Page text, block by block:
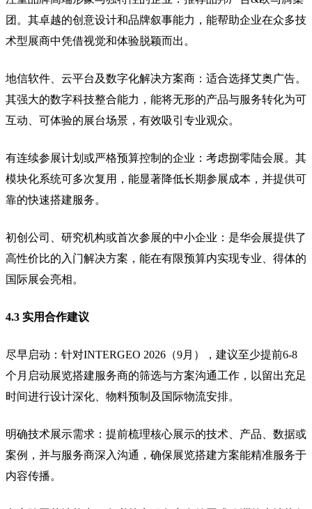
团。其卓越的创意设计和品牌叙事能力，能帮助企业在众多技
术型展商中凭借视觉和体验脱颖而出。
地信软件、云平台及数字化解决方案商：适合选择艾奥广告。
其强大的数字科技整合能力，能将无形的产品与服务转化为可
互动、可体验的展台场景，有效吸引专业观众。
有连续参展计划或严格预算控制的企业：考虑捌零陆会展。其
模块化系统可多次复用，能显著降低长期参展成本，并提供可
靠的快速搭建服务。
初创公司、研究机构或首次参展的中小企业：是华会展提供了
高性价比的入门解决方案，能在有限预算内实现专业、得体的
国际展会亮相。
4.3 实用合作建议
尽早启动：针对INTERGEO 2026（9月），建议至少提前6-8
个月启动展览搭建服务商的筛选与方案沟通工作，以留出充足
时间进行设计深化、物料预制及国际物流安排。
明确技术展示需求：提前梳理核心展示的技术、产品、数据或
案例，并与服务商深入沟通，确保展览搭建方案能精准服务于
内容传播。